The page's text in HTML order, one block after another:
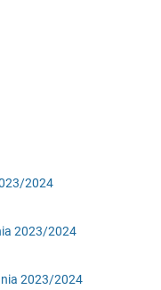
2024
2023/2024
2023/2024